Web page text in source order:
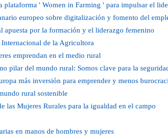
plataforma ' Women in Farming ' para impulsar el
europeo sobre digitalización y fomento del
apuesta por la formación y el liderazgo femenino
de la Agricultora
emprendan en el medio rural
pilar del mundo rural: Somos clave para la
más inversión para emprender y menos
rural sostenible
las Mujeres Rurales para la igualdad en el campo
en manos de hombres y mujeres